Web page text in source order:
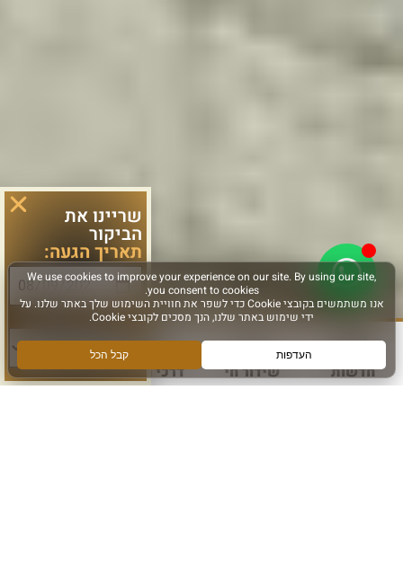
חדשות שידור חי דרכי הגעה עוד
שריינו את
הביקור
תאריך הגעה:
סוג פעילות: